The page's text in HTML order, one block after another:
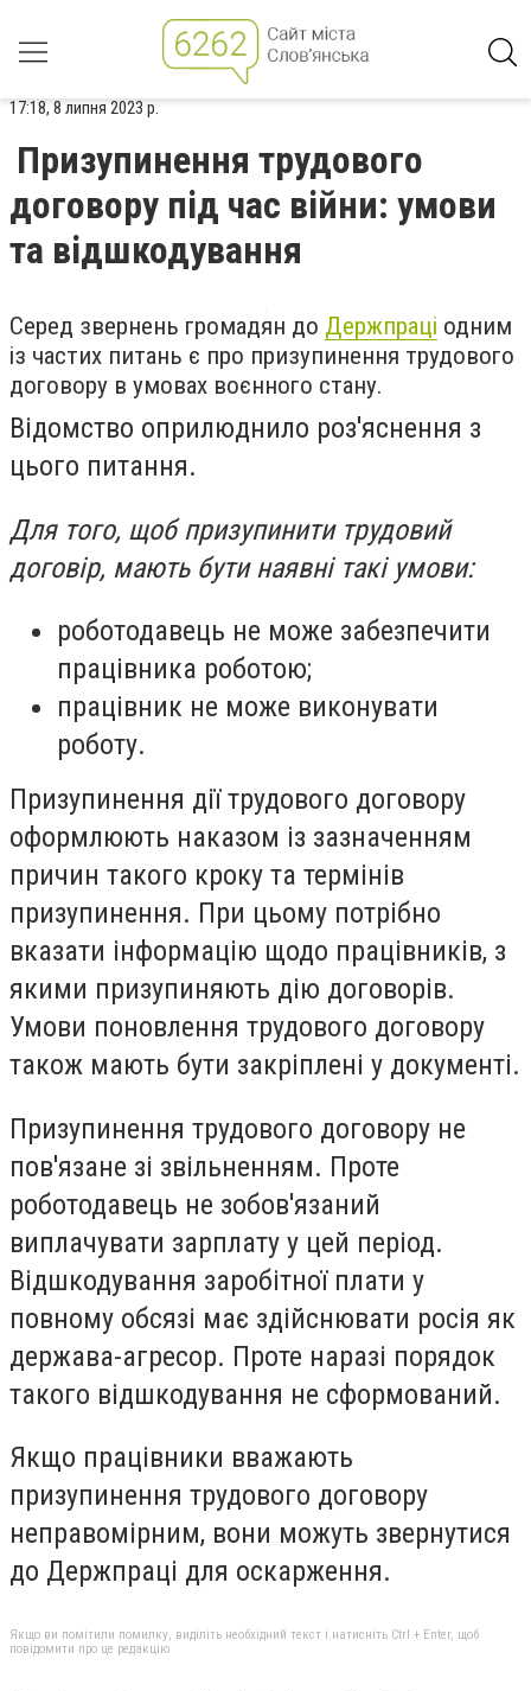
17:18, 8 липня 2023 р.
Призупинення трудового
договору під час війни: умови
та відшкодування
Серед звернень громадян до Держпраці одним
із частих питань є про призупинення трудового
договору в умовах воєнного стану.
Відомство оприлюднило роз'яснення з
цього питання.
Для того, щоб призупинити трудовий
договір, мають бути наявні такі умови:
роботодавець не може забезпечити
працівника роботою;
працівник не може виконувати
роботу.
Призупинення дії трудового договору
оформлюють наказом із зазначенням
причин такого кроку та термінів
призупинення. При цьому потрібно
вказати інформацію щодо працівників, з
якими призупиняють дію договорів.
Умови поновлення трудового договору
також мають бути закріплені у документі.
Призупинення трудового договору не
пов'язане зі звільненням. Проте
роботодавець не зобов'язаний
виплачувати зарплату у цей період.
Відшкодування заробітної плати у
повному обсязі має здійснювати росія як
держава-агресор. Проте наразі порядок
такого відшкодування не сформований.
Якщо працівники вважають
призупинення трудового договору
неправомірним, вони можуть звернутися
до Держпраці для оскарження.
Якщо ви помітили помилку, виділіть необхідний текст і натисніть Ctrl + Enter, щоб
повідомити про це редакцію